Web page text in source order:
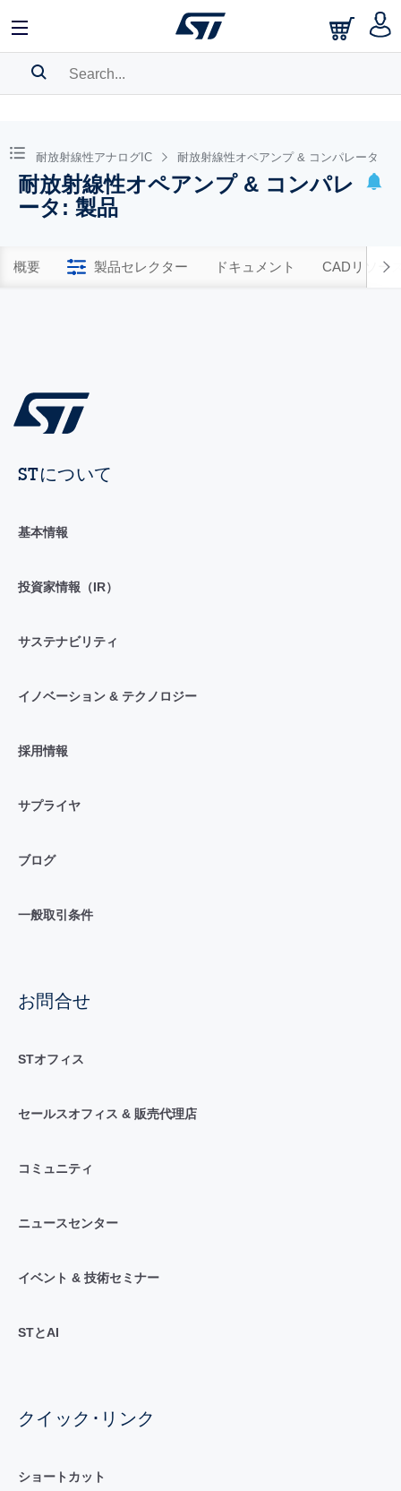
BOOKMARK
Pleaselog into show your saved searches.
耐放射線性アナログIC 耐放射線性オペアンプ & コンパレータ
耐放射線性オペアンプ & コンパレ
ータ: 製品
概要 製品セレクター ドキュメント CADリソー
STについて
基本情報
投資家情報（IR）
サステナビリティ
イノベーション & テクノロジー
採用情報
サプライヤ
ブログ
一般取引条件
お問合せ
STオフィス
セールスオフィス & 販売代理店
コミュニティ
ニュースセンター
イベント & 技術セミナー
STとAI
クイック･リンク
ショートカット